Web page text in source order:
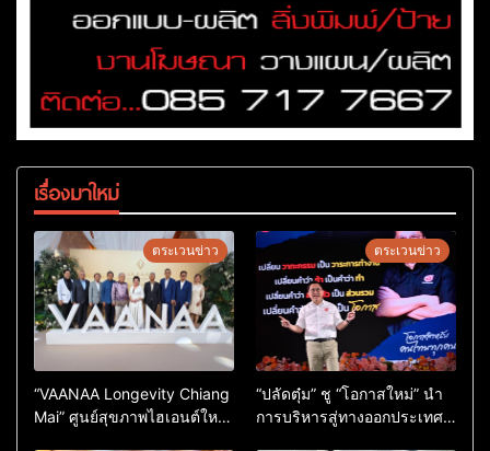
เรื่องมาใหม่
ตระเวนข่าว
“VAANAA Longevity Chiang
Mai” ศูนย์สุขภาพไฮเอนต์ใหญ่
ตระเวนข่าว
“ปลัดตุ๋ม” ชู “โอกาสใหม่” นำ
การบริหารสู่ทางออกประเทศ